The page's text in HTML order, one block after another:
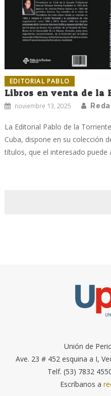
EDITORIAL PABLO
Libros en venta de la
noviembre 13, 2025
La Editorial Pablo de la
Cuba, dispone en su colección
títulos, que el interesado puede
Unión de
Ave. 23 # 452 esquina a I,
Telf. (53) 7832
Escríbanos a